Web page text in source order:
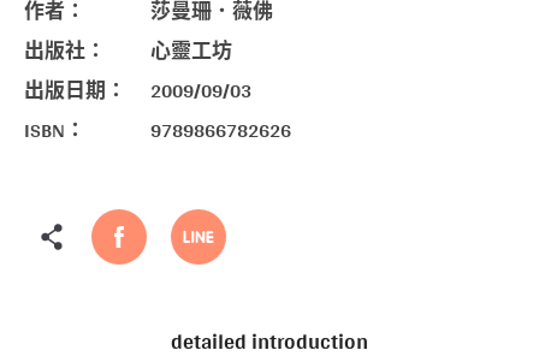
作者：
莎曼珊．薇佛
出版社：
心靈工坊
出版日期：
2009/09/03
ISBN：
9789866782626
detailed introduction